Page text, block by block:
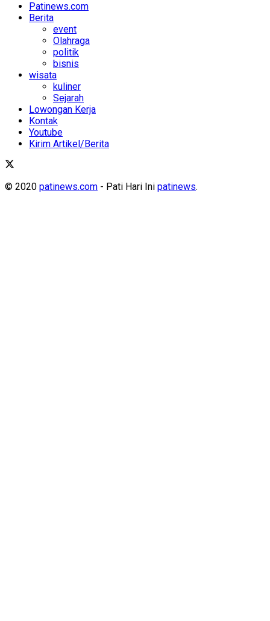
Patinews.com
Berita
event
Olahraga
politik
bisnis
wisata
kuliner
Sejarah
Lowongan Kerja
Kontak
Youtube
Kirim Artikel/Berita
© 2020 patinews.com - Pati Hari Ini patinews.